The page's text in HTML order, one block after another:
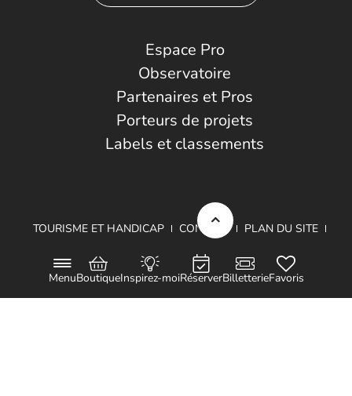
MenuBoutiqueInspirez-moiRéserverBilletterieFavoris
Espace Pro
Observatoire
Partenaires et Pros
Porteurs de projets
Labels et classements
TOURISME ET HANDICAP CONTACT
PLAN DU SITE